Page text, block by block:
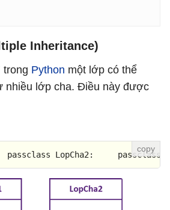
Inheritance)
trong Python một lớp có thể
nhiều lớp cha. Điều này được
class LopCha2 :     passclass